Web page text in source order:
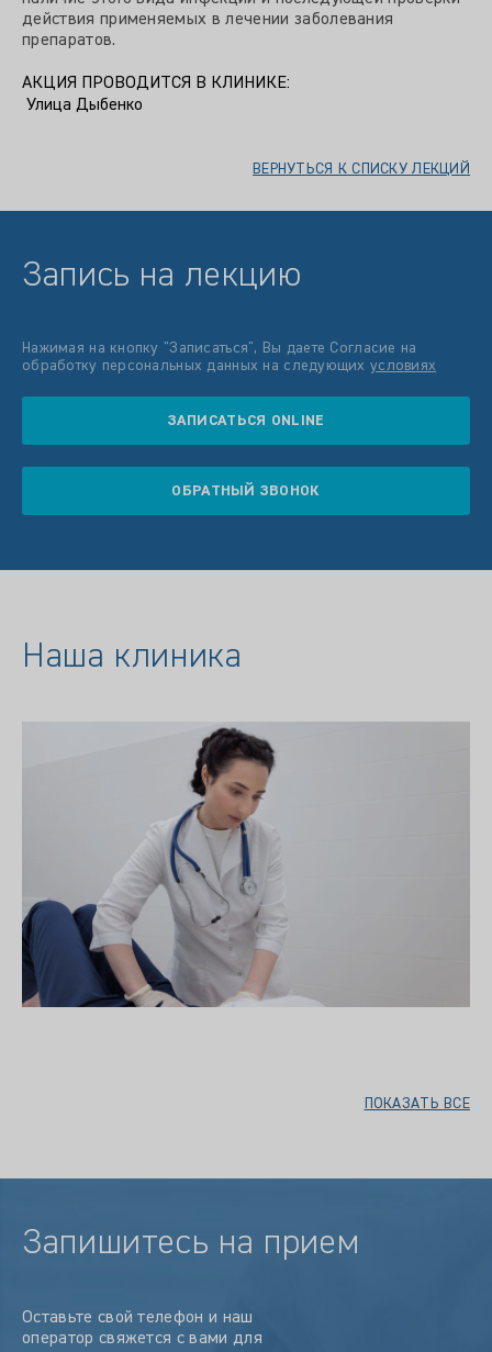
действия применяемых в лечении заболевания
препаратов.
АКЦИЯ ПРОВОДИТСЯ В КЛИНИКЕ:
Улица Дыбенко
ВЕРНУТЬСЯ К СПИСКУ ЛЕКЦИЙ
Запись на лекцию
ЗАПИСАТЬСЯ ONLINE
ОБРАТНЫЙ ЗВОНОК
Нажимая на кнопку "Записатьcя", Вы даете Согласие на
обработку персональных данных на следующихусловиях
Наша клиника
ПОКАЗАТЬ ВСЕ
Запишитесь на прием
Оставьте свой телефон и наш
оператор свяжется с вами для